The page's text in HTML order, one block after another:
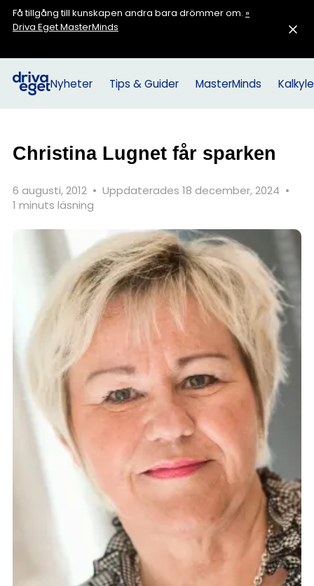
Få tillgång till kunskapen andra bara drömmer om. »
Driva Eget MasterMinds
Nyheter Tips & Guider MasterMinds
Christina Lugnet får sparken
6 augusti, 2012 • Uppdaterades 18 december, 2024 •
1 minuts läsning